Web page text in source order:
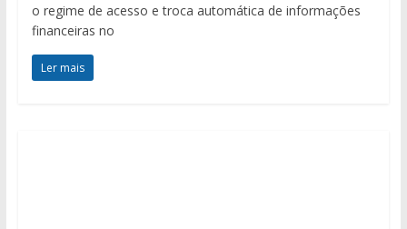
o regime de acesso e troca automática de informações
financeiras no
Ler mais